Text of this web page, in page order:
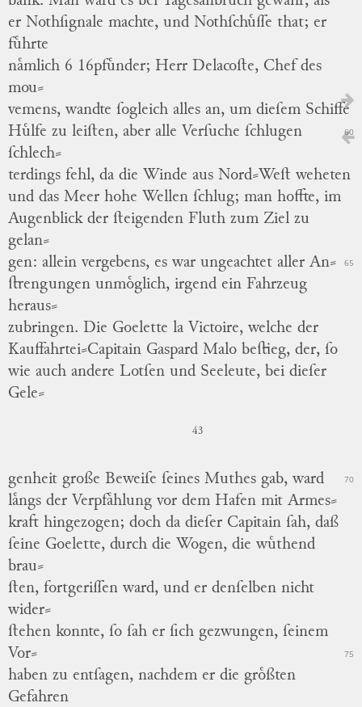
er Nothſignale machte, und Nothſchuͤſſe that; er
fuͤhrte
naͤmlich 6 16pfuͤnder; Herr Delacoſte, Chef des
mou⸗
vemens, wandte ſogleich alles an, um dieſem Schiffe
60
Huͤlfe zu leiſten, aber alle Verſuche ſchlugen
ſchlech⸗
terdings fehl, da die Winde aus Nord⸗Weſt weheten
und das Meer hohe Wellen ſchlug; man hoffte, im
Augenblick der ſteigenden Fluth zum Ziel zu
gelan⸗
gen: allein vergebens, es war ungeachtet aller An⸗ 65
ſtrengungen unmoͤglich, irgend ein Fahrzeug
heraus⸗
zubringen. Die Goelette la Victoire, welche der
Kauffahrtei⸗Capitain Gaspard Malo beſtieg, der, ſo
wie auch andere Lotſen und Seeleute, bei dieſer
Gele⸗
43
genheit große Beweiſe ſeines Muthes gab, ward 70
laͤngs der Verpfaͤhlung vor dem Hafen mit Armes⸗
kraft hingezogen; doch da dieſer Capitain ſah, daß
ſeine Goelette, durch die Wogen, die wuͤthend
brau⸗
ſten, fortgeriſſen ward, und er denſelben nicht
wider⸗
ſtehen konnte, ſo ſah er ſich gezwungen, ſeinem
Vor⸗ 75
haben zu entſagen, nachdem er die groͤßten
Gefahren